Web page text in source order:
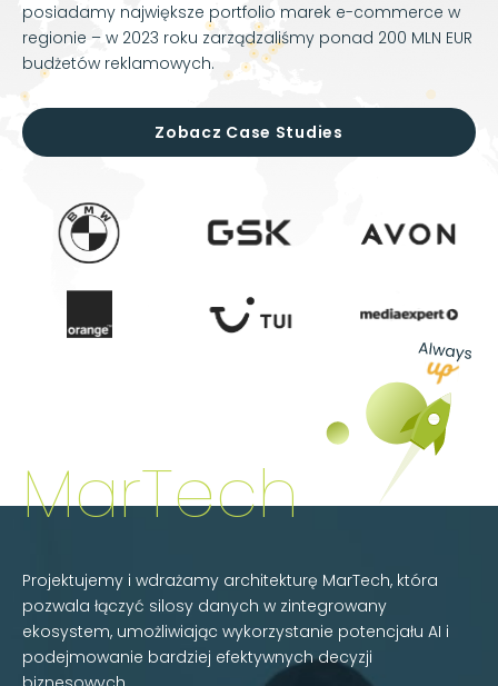
posiadamy największe portfolio marek e-commerce w
regionie – w 2023 roku zarządzaliśmy ponad 200 MLN EUR
budżetów reklamowych.
Zobacz Case Studies
MarTech
Projektujemy i wdrażamy architekturę MarTech, która
pozwala łączyć silosy danych w zintegrowany
ekosystem, umożliwiając wykorzystanie potencjału AI i
podejmowanie bardziej efektywnych decyzji